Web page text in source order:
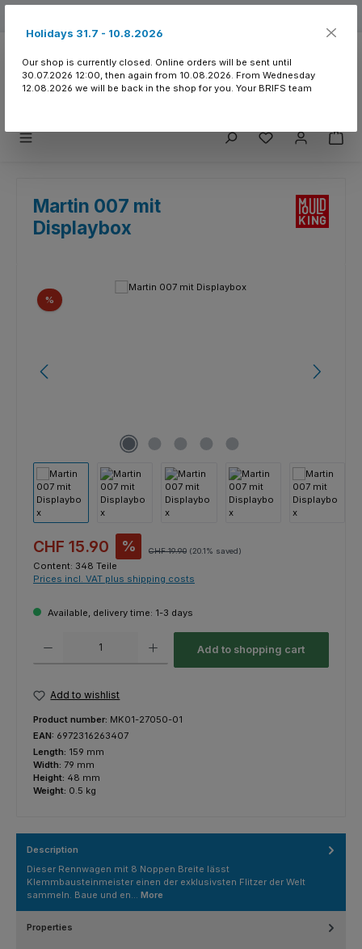
You have 0
Martin 007 mit
Displaybox
Skip image gallery
% Discount
Sale price:
CHF 15.90 % Regular price:
CHF 19.90 (20.1% saved)
Content: 348 Teile
Prices incl. VAT plus shipping costs
Available, delivery time: 1-3 days
Add to shopping cart
Add to wishlist
Product number: MK01-27050-01
EAN: 6972316263407
Length: 159 mm
Width: 79 mm
Height: 48 mm
Weight: 0.5 kg
Description
Dieser Rennwagen mit 8 Noppen Breite lässt
Klemmbausteinmeister einen der exklusivsten Flitzer der Welt
sammeln. Baue und en… More
Properties
Holidays 31.7 - 10.8.2026
Our shop is currently closed. Online orders will be sent until
30.07.2026 12:00, then again from 10.08.2026. From Wednesday
12.08.2026 we will be back in the shop for you. Your BRIFS team